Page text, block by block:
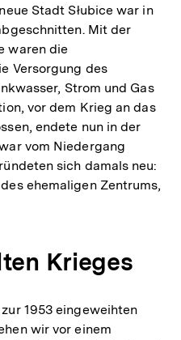
Stadt Słubice war in
Mit der
waren die
Versorgung des
Strom und Gas
vor dem Krieg an das
endete nun in der
vom Niedergang
sich damals neu:
ehemaligen Zentrums,
Krieges
1953 eingeweihten
wir vor einem